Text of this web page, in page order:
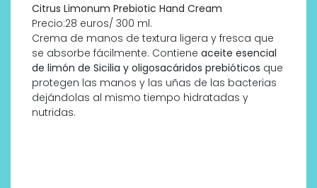
Citrus Limonum Prebiotic Hand Cream
Precio:28 euros/ 300 ml.
Crema de manos de textura ligera y fresca que
se absorbe fácilmente. Contiene aceite esencial
de limón de Sicilia y oligosacáridos prebióticos que
protegen las manos y las uñas de las bacterias
dejándolas al mismo tiempo hidratadas y
nutridas.